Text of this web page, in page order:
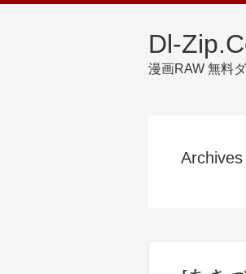
Dl-
漫画RAW 無料